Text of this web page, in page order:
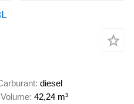
diesel
Volume 42,24 m³